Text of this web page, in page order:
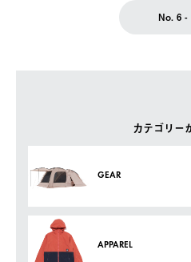
カテゴリー
GEAR
APPAREL
No. 6 -